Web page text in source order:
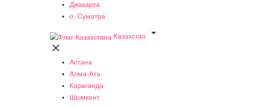
Джакарта
о. Суматра
Казахстан


Астана
Алма-Ата
Караганда
Шымкент